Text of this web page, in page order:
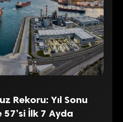
Rekoru: Yıl Sonu
İlk 7 Ayda